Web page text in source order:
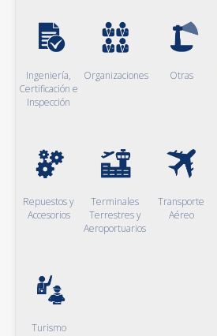
Ingeniería,
Certificación e
Inspección
Organizaciones Otras
Repuestos y
Accesorios
Terminales
Terrestres y
Aeroportuarios
Transporte
Aéreo
Turismo